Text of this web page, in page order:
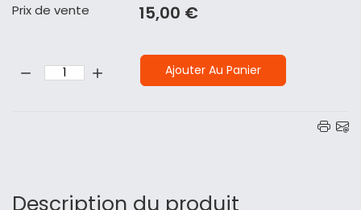
Prix ​​de vente 15,00 €
Ajouter Au Panier
Description du produit